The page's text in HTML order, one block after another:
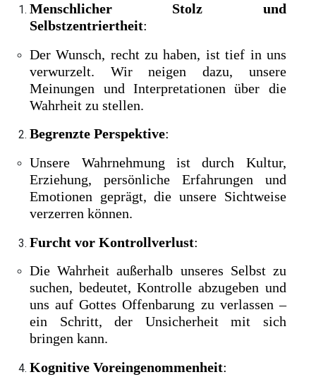
Menschlicher Stolz und
Selbstzentriertheit:
Der Wunsch, recht zu haben, ist tief in uns
verwurzelt. Wir neigen dazu, unsere
Meinungen und Interpretationen über die
Wahrheit zu stellen.
Begrenzte Perspektive:
Unsere Wahrnehmung ist durch Kultur,
Erziehung, persönliche Erfahrungen und
Emotionen geprägt, die unsere Sichtweise
verzerren können.
Furcht vor Kontrollverlust:
Die Wahrheit außerhalb unseres Selbst zu
suchen, bedeutet, Kontrolle abzugeben und
uns auf Gottes Offenbarung zu verlassen –
ein Schritt, der Unsicherheit mit sich
bringen kann.
Kognitive Voreingenommenheit: